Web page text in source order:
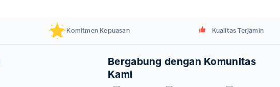
Komitmen Kepuasan Kualitas Terjamin
Bergabung dengan Komunitas
Kami